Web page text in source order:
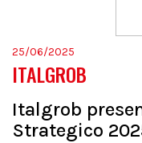
25/06/2025
ITALGROB
Italgrob
Strategico